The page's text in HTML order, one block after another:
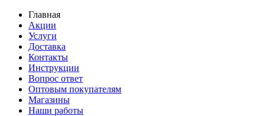
Главная
Акции
Услуги
Доставка
Контакты
Инструкции
Вопрос ответ
Оптовым покупателям
Магазины
Наши работы